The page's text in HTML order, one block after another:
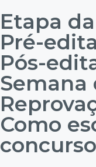
Etapa
Pré-
Pós-
Semana
Como
concurso